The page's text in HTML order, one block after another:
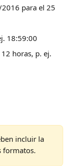
para el 25
18:59:00
horas, p. ej.
incluir la
formatos.